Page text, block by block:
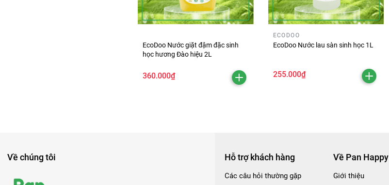
EcoDoo Nước giặt đậm đặc sinh
học hương Đào hiệu 2L
360.000₫
ECODOO
EcoDoo Nước lau sàn sinh học 1L
255.000₫
Về chúng tôi Hỗ trợ khách hàng
Các câu hỏi thường gặp
Về Pan Happy
Giới thiệu